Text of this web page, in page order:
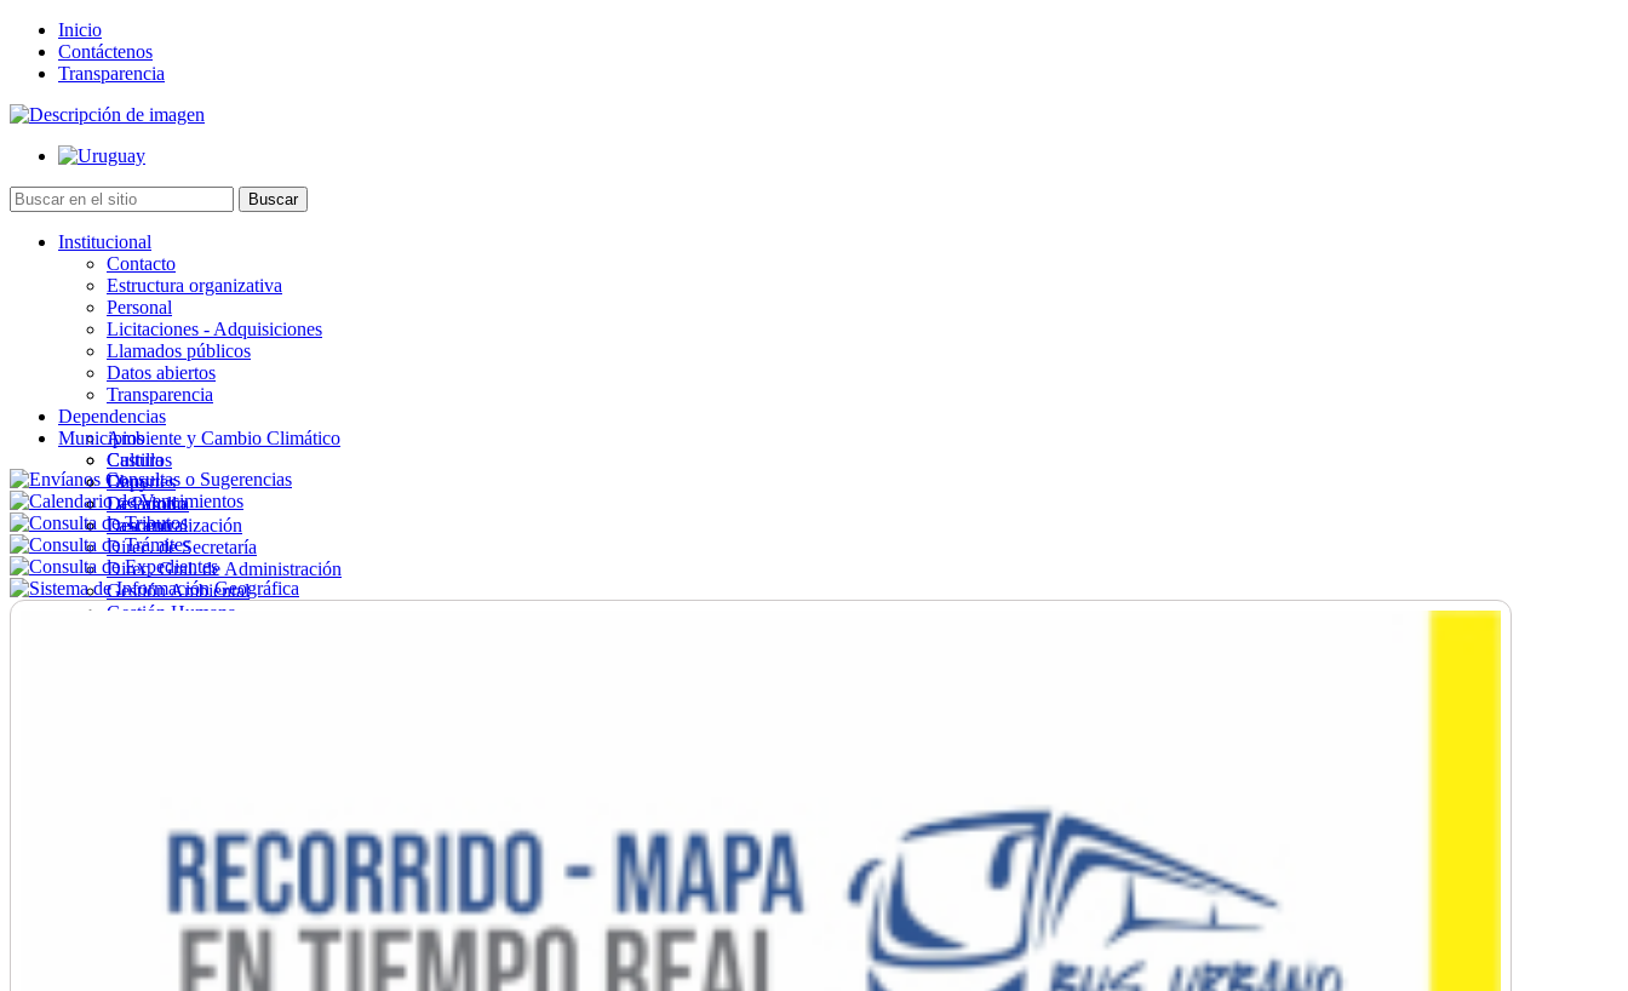
Inicio
Contáctenos
Transparencia
Institucional
Contacto
Estructura organizativa
Personal
Licitaciones - Adquisiciones
Llamados públicos
Datos abiertos
Transparencia
Dependencias
Ambiente y Cambio Climático
Cultura
Deportes
Desarrollo
Descentralización
Direc. de Secretaría
Direc. Gral. de Administración
Gestión Ambiental
Gestión Humana
Municipios
Castillos
Chuy
La Paloma
Lascano